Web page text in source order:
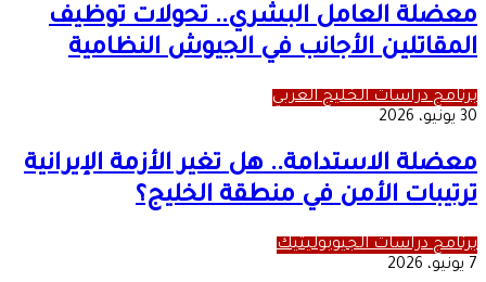
معضلة العامل البشري.. تحولات توظيف
المقاتلين الأجانب في الجيوش النظامية
برنامج دراسات الخليج العربي
30 يونيو، 2026
معضلة الاستدامة.. هل تغير الأزمة الإيرانية
ترتيبات الأمن في منطقة الخليج؟
برنامج دراسات الجيوبوليتيك
7 يونيو، 2026